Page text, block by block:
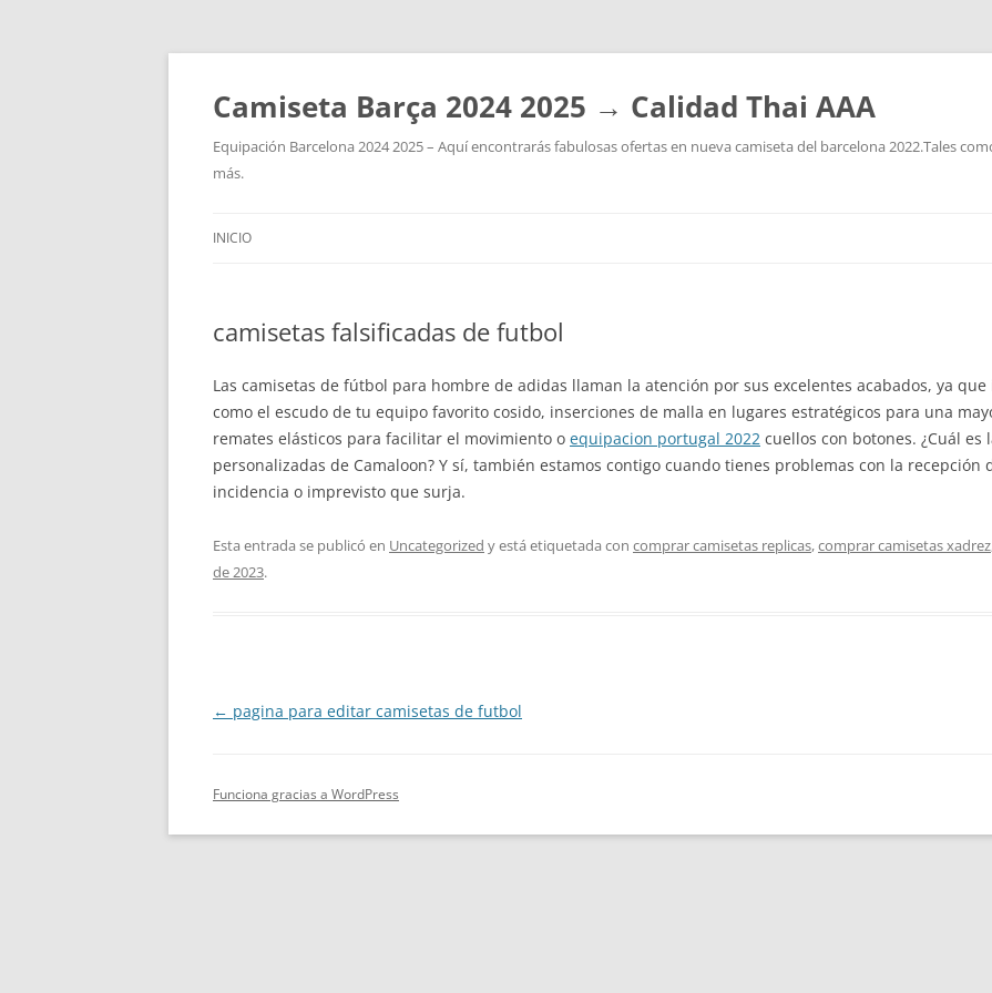
Camiseta Barça 2024 2025 → Calidad Thai AAA
Equipación Barcelona 2024 2025 – Aquí encontrarás fabulosas ofertas en nueva camiseta del barcelona 2022.Tales
más.
INICIO
camisetas falsificadas de futbol
Las camisetas de fútbol para hombre de adidas llaman la atención por sus excelentes acabados, ya
como el escudo de tu equipo favorito cosido, inserciones de malla en lugares estratégicos para una
remates elásticos para facilitar el movimiento o equipacion portugal 2022 cuellos con botones. ¿Cuál
personalizadas de Camaloon? Y sí, también estamos contigo cuando tienes problemas con la
incidencia o imprevisto que surja.
Esta entrada se publicó en Uncategorized y está etiquetada con comprar camisetas replicas,comprar camisetas xadrez
de 2023.
Navegación
← pagina para editar camisetas de futbol
Funciona gracias a WordPress